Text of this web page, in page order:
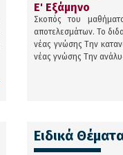
Ε' Εξάμηνο
Σκοπός του
αποτελεσμάτων. Το
νέας γνώσης Την
νέας γνώσης Την
Ειδικά